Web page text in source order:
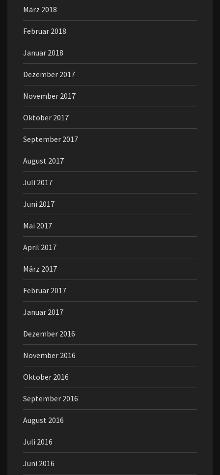
März 2018
Februar 2018
Januar 2018
Dezember 2017
November 2017
Oktober 2017
September 2017
August 2017
Juli 2017
Juni 2017
Mai 2017
April 2017
März 2017
Februar 2017
Januar 2017
Dezember 2016
November 2016
Oktober 2016
September 2016
August 2016
Juli 2016
Juni 2016